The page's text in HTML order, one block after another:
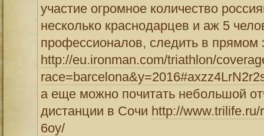
участие огромное количество
несколько краснодарцев и аж 5
профессионалов, следить в
http://eu.ironman.com/triathlon/
а еще можно почитать небольшой
дистанции в Сочи http://
6oy/